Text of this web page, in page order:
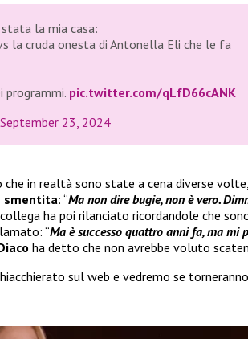
la mia casa:
la cruda onesta di Antonella Eli che le fa
programmi. pic.twitter.com/qLfD66cANK
September 23, 2024
in realtà sono state a cena diverse
smentita: “Ma non dire bugie, non è vero.
collega ha poi rilanciato ricordandole che
“Ma è successo quattro anni fa, ma mi
ha detto che non avrebbe voluto
sul web e vedremo se